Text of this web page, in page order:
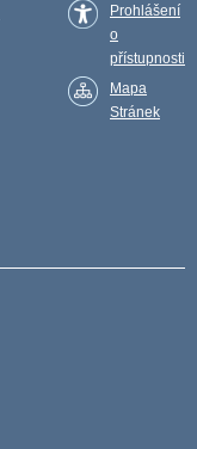
Prohlášení
o
přístupnosti
Mapa
Stránek